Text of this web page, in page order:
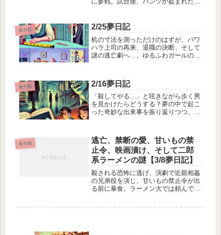
未分類 2/25夢日記
机の寸法を測っただけのはずが、パワ
ハラ上司の再来、退職の決断、そして
謎の逃亡劇へ…。ゆるふわガールの家
未分類 2/16夢日記
「殺してやる…」と呟きながら歩く男
を見かけたらどうする？夢の中で起こ
った奇妙な出来事を振り返りつつ、現
未分類
逃亡、禁断の愛、甘いもの禁
止令、映画漬け、そして二郎
系ラーメンの謎【3/8夢日記】
殺される恐怖に逃げ、演劇で近親相姦
の兄弟役を演じ、甘いもの禁止令が出
る前に暴食。ラーメン大では頼んでな